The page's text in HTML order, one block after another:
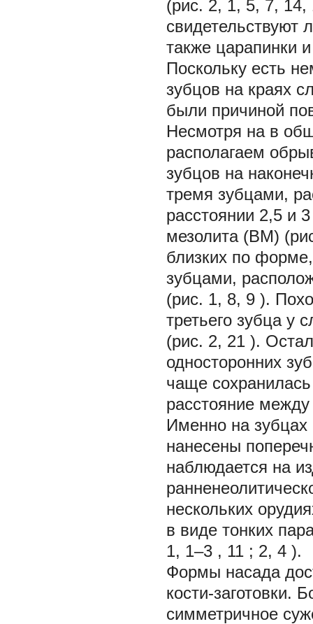
(рис. 2, 1, 5, 7, 14,
свидетельствуют
также царапинки
Поскольку есть
зубцов на краях
были причиной
Несмотря на в
располагаем
зубцов на
тремя зубцами,
расстоянии 2,5 и
мезолита (ВМ)
близких по
зубцами,
(рис. 1, 8, 9 ).
третьего зубца у
(рис. 2, 21 ).
односторонних
чаще
расстояние
Именно на
нанесены
наблюдается на
нескольких
в виде тонких
1, 1–3 , 11 ; 2, 4 ).
Формы насада
кости-заготовки.
симметричное